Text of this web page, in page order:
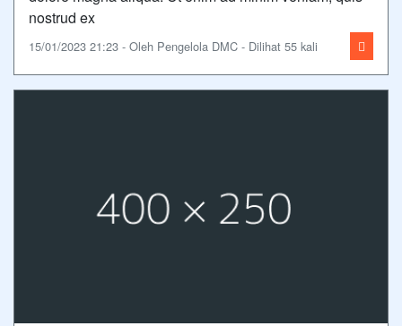
nostrud ex
15/01/2023 21:23 - Oleh Pengelola DMC - Dilihat 55 kali